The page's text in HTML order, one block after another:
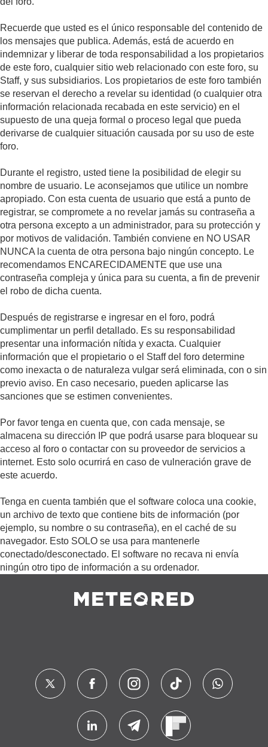
Recuerde que usted es el único responsable del contenido de
los mensajes que publica. Además, está de acuerdo en
indemnizar y liberar de toda responsabilidad a los propietarios
de este foro, cualquier sitio web relacionado con este foro, su
Staff, y sus subsidiarios. Los propietarios de este foro también
se reservan el derecho a revelar su identidad (o cualquier otra
información relacionada recabada en este servicio) en el
supuesto de una queja formal o proceso legal que pueda
derivarse de cualquier situación causada por su uso de este
foro.
Durante el registro, usted tiene la posibilidad de elegir su
nombre de usuario. Le aconsejamos que utilice un nombre
apropiado. Con esta cuenta de usuario que está a punto de
registrar, se compromete a no revelar jamás su contraseña a
otra persona excepto a un administrador, para su protección y
por motivos de validación. También conviene en NO USAR
NUNCA la cuenta de otra persona bajo ningún concepto. Le
recomendamos ENCARECIDAMENTE que use una
contraseña compleja y única para su cuenta, a fin de prevenir
el robo de dicha cuenta.
Después de registrarse e ingresar en el foro, podrá
cumplimentar un perfil detallado. Es su responsabilidad
presentar una información nítida y exacta. Cualquier
información que el propietario o el Staff del foro determine
como inexacta o de naturaleza vulgar será eliminada, con o sin
previo aviso. En caso necesario, pueden aplicarse las
sanciones que se estimen convenientes.
Por favor tenga en cuenta que, con cada mensaje, se
almacena su dirección IP que podrá usarse para bloquear su
acceso al foro o contactar con su proveedor de servicios a
internet. Esto solo ocurrirá en caso de vulneración grave de
este acuerdo.
Tenga en cuenta también que el software coloca una cookie,
un archivo de texto que contiene bits de información (por
ejemplo, su nombre o su contraseña), en el caché de su
navegador. Esto SOLO se usa para mantenerle
conectado/desconectado. El software no recava ni envía
ningún otro tipo de información a su ordenador.